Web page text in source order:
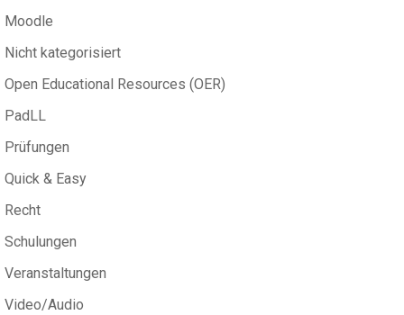
Moodle
Nicht kategorisiert
Open Educational Resources (OER)
PadLL
Prüfungen
Quick & Easy
Recht
Schulungen
Veranstaltungen
Video/Audio